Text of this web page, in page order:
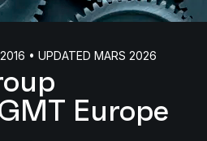
• UPDATED MARS 2026
Europe